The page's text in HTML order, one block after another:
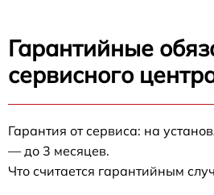
Гарантийные
сервисного
Гарантия от сервиса: на
— до 3 месяцев.
Что считается гарантийным